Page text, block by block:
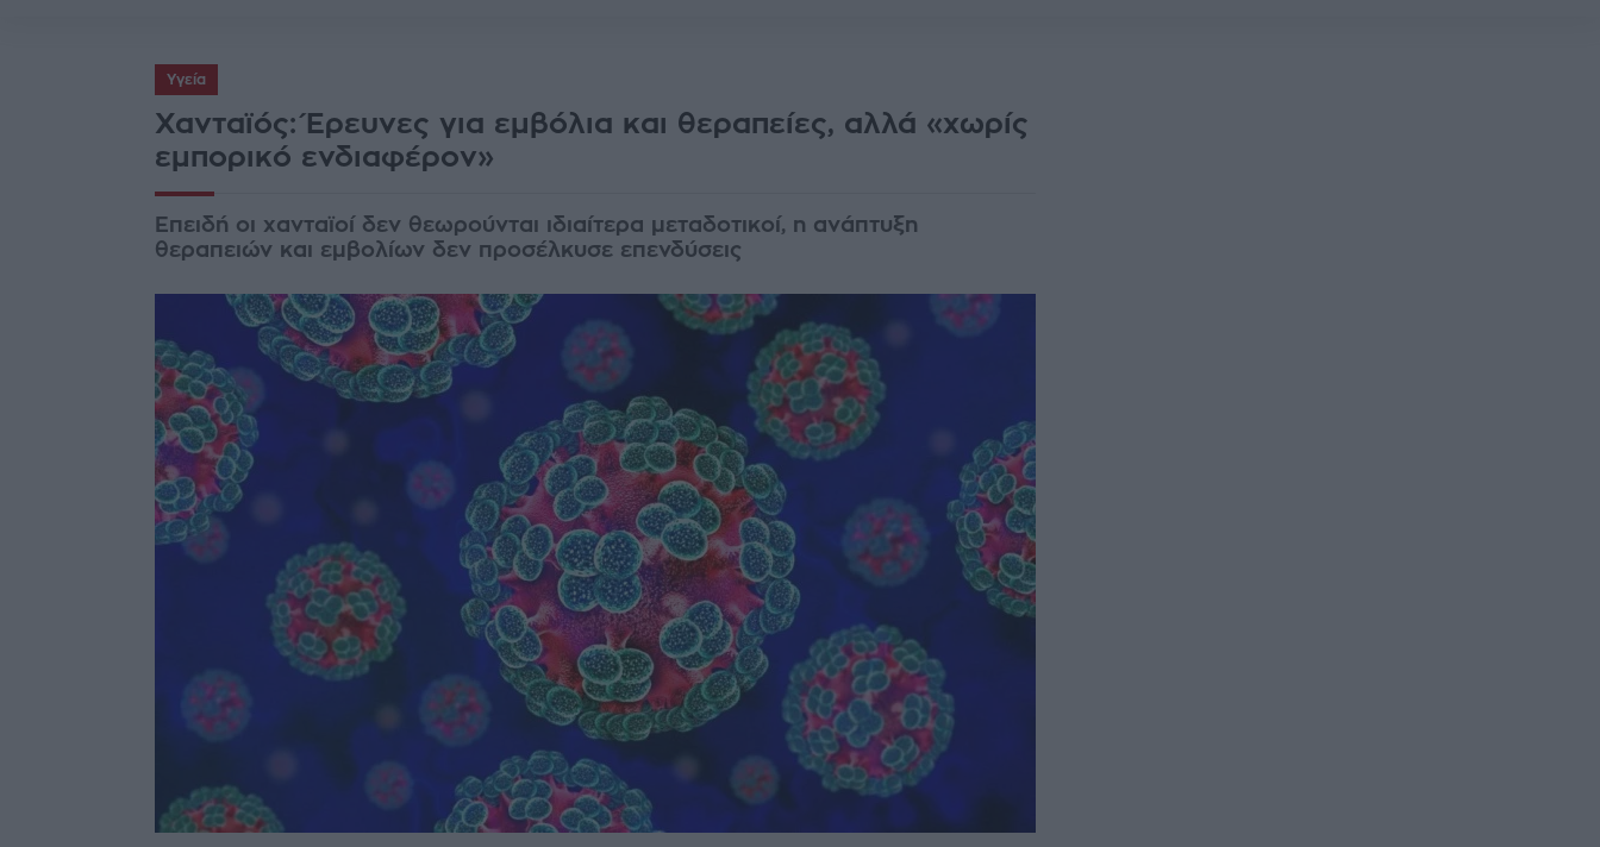
Υγεία
Χανταϊός: Έρευνες για εμβόλια και θεραπείες, αλλά «χωρίς
εμπορικό ενδιαφέρον»
Επειδή οι χανταϊοί δεν θεωρούνται ιδιαίτερα μεταδοτικοί, η ανάπτυξη
θεραπειών και εμβολίων δεν προσέλκυσε επενδύσεις